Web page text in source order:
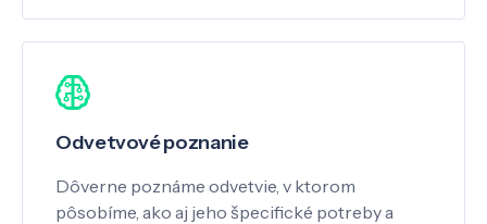
Odvetvové poznanie
Dôverne poznáme odvetvie, v ktorom
pôsobíme, ako aj jeho špecifické potreby a